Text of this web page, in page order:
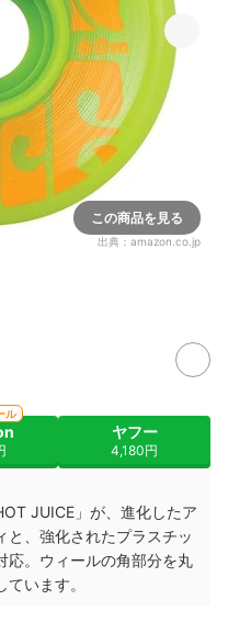
この商品を見る
出典： amazon.co.jp
ル
ヤフー
4,180円
JUICE」が、進化したア
と、強化されたプラスチッ
応。ウィールの角部分を丸
います。